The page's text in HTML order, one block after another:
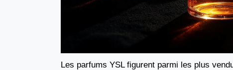
Les parfums YSL figurent parmi les plus